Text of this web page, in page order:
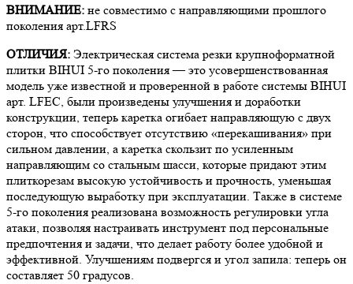
ВНИМАНИЕ: не совместимо с направляющими прошлого
поколения арт.LFRS
ОТЛИЧИЯ: Электрическая система резки крупноформатной
плитки BIHUI 5-го поколения — это усовершенствованная
модель уже известной и проверенной в работе системы BIHUI
арт. LFEC, были произведены улучшения и доработки
конструкции, теперь каретка огибает направляющую с двух
сторон, что способствует отсутствию «перекашивания» при
сильном давлении, а каретка скользит по усиленным
направляющим со стальным шасси, которые придают этим
плиткорезам высокую устойчивость и прочность, уменьшая
последующую выработку при эксплуатации. Также в системе
5-го поколения реализована возможность регулировки угла
атаки, позволяя настраивать инструмент под персональные
предпочтения и задачи, что делает работу более удобной и
эффективной. Улучшениям подвергся и угол запила: теперь он
составляет 50 градусов.